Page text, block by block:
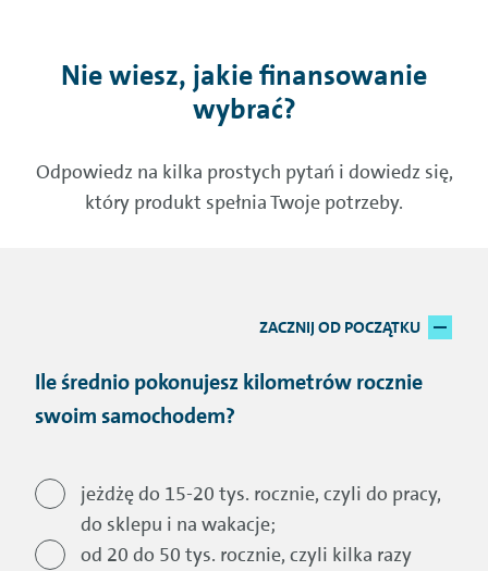
Nie wiesz, jakie finansowanie
wybrać?
Odpowiedz na kilka prostych pytań i dowiedz się,
który produkt spełnia Twoje potrzeby.
ZACZNIJ OD POCZĄTKU
Ile średnio pokonujesz kilometrów rocznie
swoim samochodem?
jeżdżę do 15-20 tys. rocznie, czyli do pracy,
do sklepu i na wakacje;
od 20 do 50 tys. rocznie, czyli kilka razy